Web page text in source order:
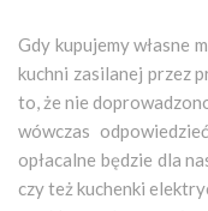
Gdy kupujemy własne
kuchni zasilanej przez
to, że nie
wówczas
opłacalne będzie dla
czy też kuchenki